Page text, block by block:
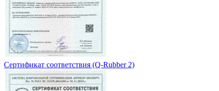
Сертификат соответствия (Q-Rubber 2)